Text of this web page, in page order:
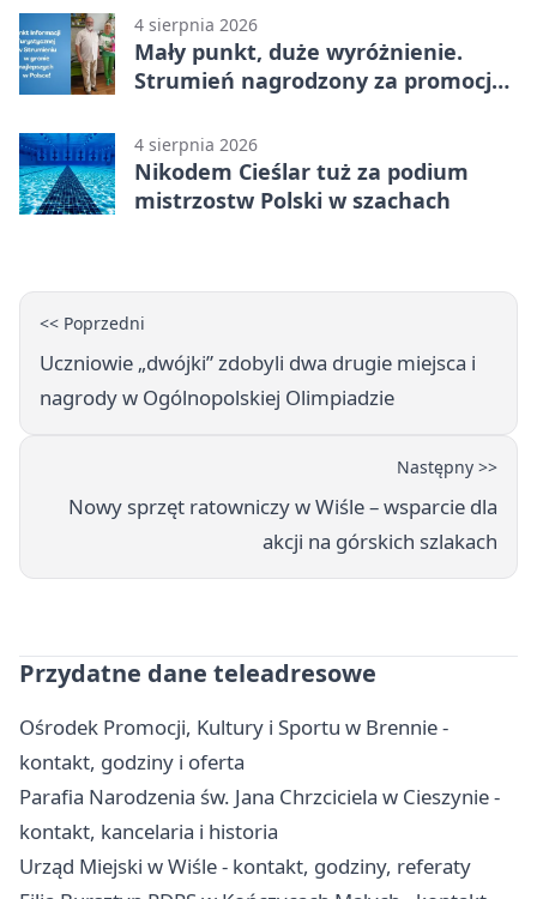
4 sierpnia 2026
Mały punkt, duże wyróżnienie.
Strumień nagrodzony za promocję
4 sierpnia 2026
Nikodem Cieślar tuż za podium
mistrzostw Polski w szachach
<< Poprzedni
Uczniowie „dwójki” zdobyli dwa drugie miejsca i
nagrody w Ogólnopolskiej Olimpiadzie
Następny >>
Nowy sprzęt ratowniczy w Wiśle – wsparcie dla
akcji na górskich szlakach
Przydatne dane teleadresowe
Ośrodek Promocji, Kultury i Sportu w Brennie -
kontakt, godziny i oferta
Parafia Narodzenia św. Jana Chrzciciela w Cieszynie -
kontakt, kancelaria i historia
Urząd Miejski w Wiśle - kontakt, godziny, referaty